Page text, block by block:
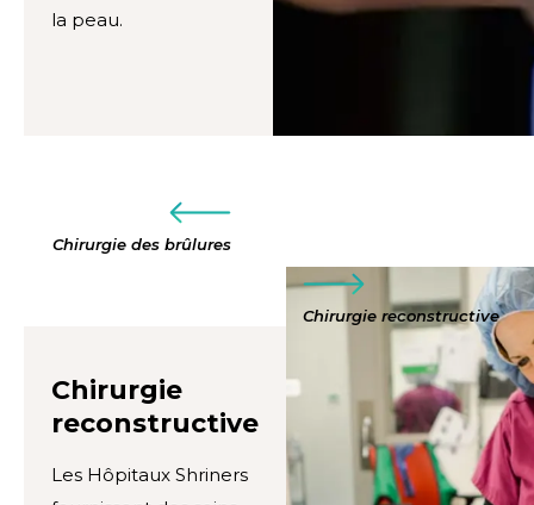
la peau.
Chirurgie des brûlures
Chirurgie reconstructive
Chirurgie
reconstructive
Les Hôpitaux Shriners